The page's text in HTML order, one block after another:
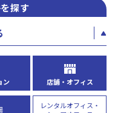
探す
ン 店舗・オフィス
レンタルオフィス・